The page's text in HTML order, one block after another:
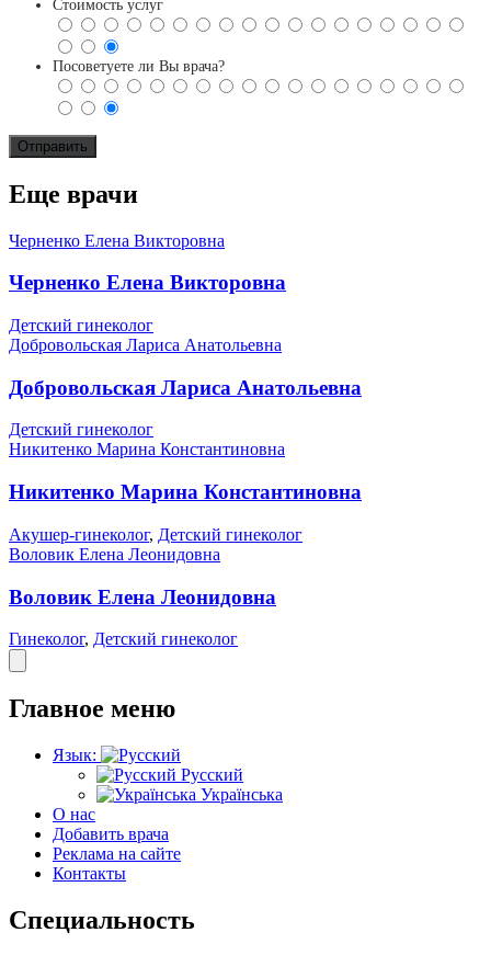
Стоимость услуг
Посоветуете ли Вы врача?
Еще врачи
Черненко Елена Викторовна
Черненко Елена Викторовна
Детский гинеколог
Добровольская Лариса Анатольевна
Добровольская Лариса Анатольевна
Детский гинеколог
Никитенко Марина Константиновна
Никитенко Марина Константиновна
Акушер-гинеколог, Детский гинеколог
Воловик Елена Леонидовна
Воловик Елена Леонидовна
Гинеколог, Детский гинеколог
Главное меню
Язык:
Русский
Українська
О нас
Добавить врача
Реклама на сайте
Контакты
Специальность